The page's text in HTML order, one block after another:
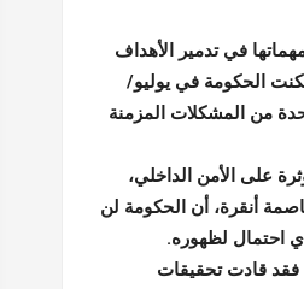
في تدمير الأهداف
الحكومة في يوليو/
من المشكلات المزمنة
على الأمن الداخلي،
أنقرة، أن الحكومة لن
احتمال لظهوره.
بالنسبة لأنقرة حيث تتهمه الحكومة بتدبير انقلاب 2016 الفاشل، فقد قادت تحقيقات